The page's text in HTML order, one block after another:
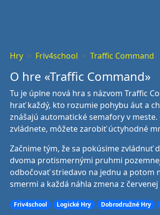
Hry Friv4school Traffic Command
O hre «Traffic Command»
Tu je úplne nová hra s názvom Traffic
hrať každý, kto rozumie pohybu áut a
znášajú automatické semafory v
zvládnete, môžete zarobiť úctyhodné
Začnime tým, že sa pokúsime zvládnuť
dvoma protismernými pruhmi
odbočovať striedavo na jednu a potom
smermi a každá náhla zmena z
Friv4school Logické Hry Dobrodružné Hry